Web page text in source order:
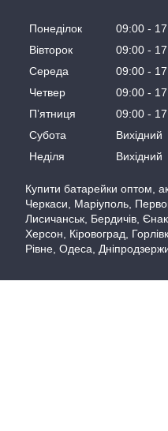
Понеділок 09:00
Вівторок
09:00
Середа
09:00
Четвер
09:00
Пʼятниця
09:00
Субота
Вихідний
Неділя
Вихідний
Купити батарейки оптом,
Черкаси, Маріуполь,
Лисичанськ, Бердичів,
Херсон, Кіровоград,
Рівне, Одеса,